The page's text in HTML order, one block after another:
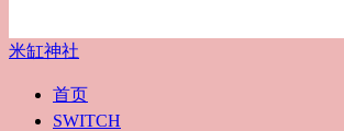
米缸神社
首页
SWITCH